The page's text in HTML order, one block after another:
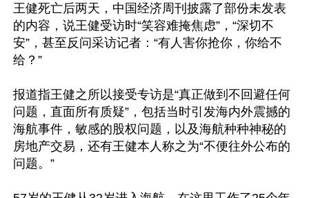
王健死亡后两天，中国经济周刊披露了部份未发表
的内容，说王健受访时“笑容难掩焦虑”，“深切不
安”，甚至反问采访记者：“有人害你抢你，你给不
给？”
报道指王健之所以接受专访是“真正做到不回避任何
问题，直面所有质疑”，包括当时引发海内外震撼的
海航事件，敏感的股权问题，以及海航种种神秘的
房地产交易，还有王健本人称之为“不便往外公布的
问题。”